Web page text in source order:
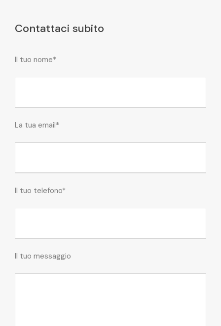
Contattaci subito
Il tuo nome*
La tua email*
Il tuo telefono*
Il tuo messaggio